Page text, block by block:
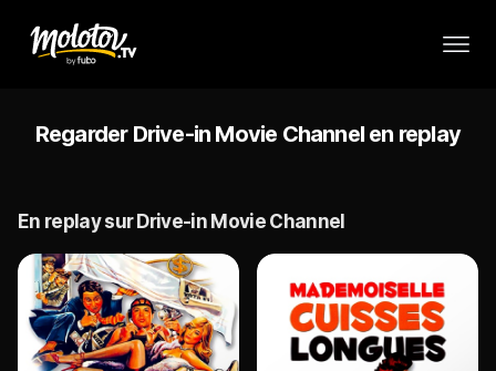
Regarder Drive-in Movie Channel en replay
En replay sur Drive-in Movie Channel